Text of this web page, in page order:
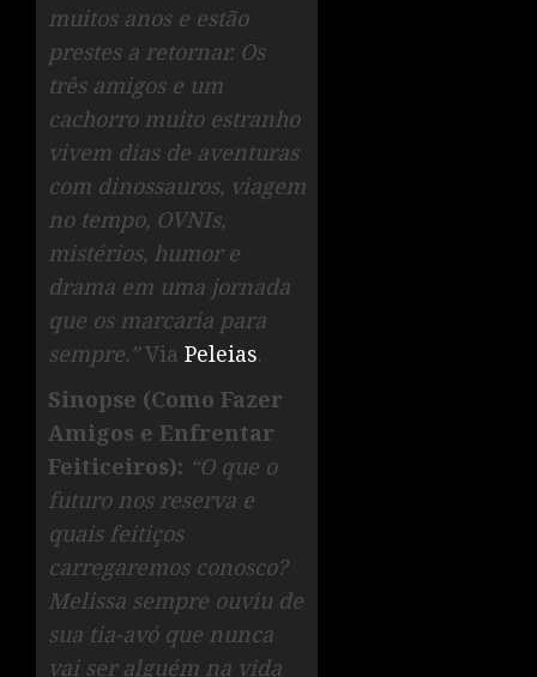
muitos anos e estão
prestes a retornar. Os
três amigos e um
cachorro muito estranho
vivem dias de aventuras
com dinossauros, viagem
no tempo, OVNIs,
mistérios, humor e
drama em uma jornada
que os marcaria para
sempre.”Via Peleias.
Sinopse (Como Fazer
Amigos e Enfrentar
Feiticeiros): “O que o
futuro nos reserva e
quais feitiços
carregaremos conosco?
Melissa sempre ouviu de
sua tia-avó que nunca
vai ser alguém na vida